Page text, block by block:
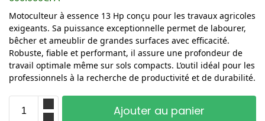
Motoculteur à essence 13 Hp conçu pour les travaux agricoles
exigeants. Sa puissance exceptionnelle permet de labourer,
bêcher et ameublir de grandes surfaces avec efficacité.
Robuste, fiable et performant, il assure une profondeur de
travail optimale même sur sols compacts. L’outil idéal pour les
professionnels à la recherche de productivité et de durabilité.
Ajouter au panier